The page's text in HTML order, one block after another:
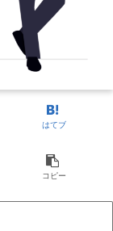
はてブ
コピー